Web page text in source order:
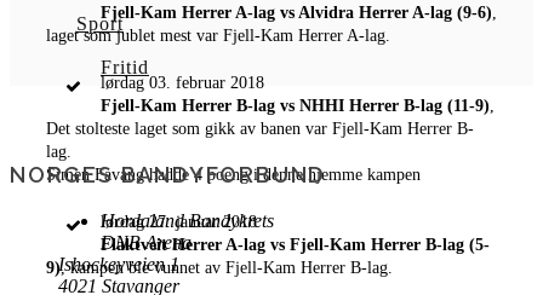
Fjell-Kam Herrer A-lag vs Alvidra Herrer A-lag (9-6),
laget som jublet mest var Fjell-Kam Herrer A-lag.
lørdag 03. februar 2018
Fjell-Kam Herrer B-lag vs NHHI Herrer B-lag (11-9),
Det stolteste laget som gikk av banen var Fjell-Kam Herrer B-
lag.
Simen Favang hadde 4 poeng i denne hjemme kampen
lørdag 27. januar 2018
Flaktveit Herrer A-lag vs Fjell-Kam Herrer B-lag (5-
9), kampen ble vunnet av Fjell-Kam Herrer B-lag.
Sport
Fritid
NORGES BANDYFORBUND
Hordaland Bandykrets
DNB Arena
Ishockeyveien 1
4021 Stavanger